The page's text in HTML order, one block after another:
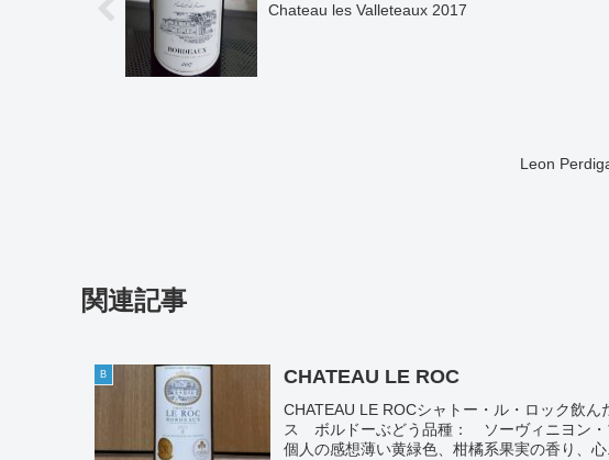
Chateau les Valleteaux 2017
Leon
関連記事
B CHATEAU LE ROC
CHATEAU LE ROCシャトー・ル・ロック
ス ボルドーぶどう品種： ソーヴィニヨン
個人の感想薄い黄緑色、柑橘系果実の香り、心